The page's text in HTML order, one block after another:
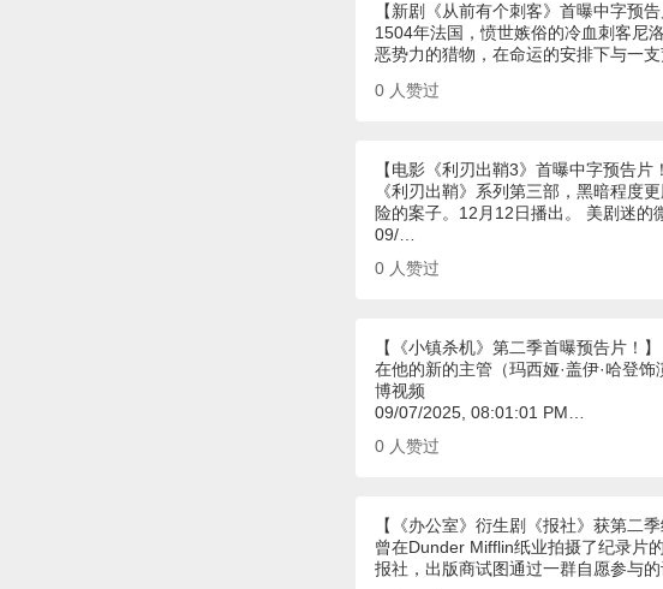
【新剧《从前有个刺客》首曝中字预告
1504年法国，愤世嫉俗的冷血刺客尼
恶势力的猎物，在命运的安排下与一
0 人赞过
【电影《利刃出鞘3》首曝中字预告片
《利刃出鞘》系列第三部，黑暗程度
险的案子。12月12日播出。 美剧迷的
09/…
0 人赞过
【《小镇杀机》第二季首曝预告片！】
在他的新的主管（玛西娅·盖伊·哈登
博视频
09/07/2025, 08:01:01 PM…
0 人赞过
【《办公室》衍生剧《报社》获第二季
曾在Dunder Mifflin纸业拍摄了纪录片
报社，出版商试图通过一群自愿参与的